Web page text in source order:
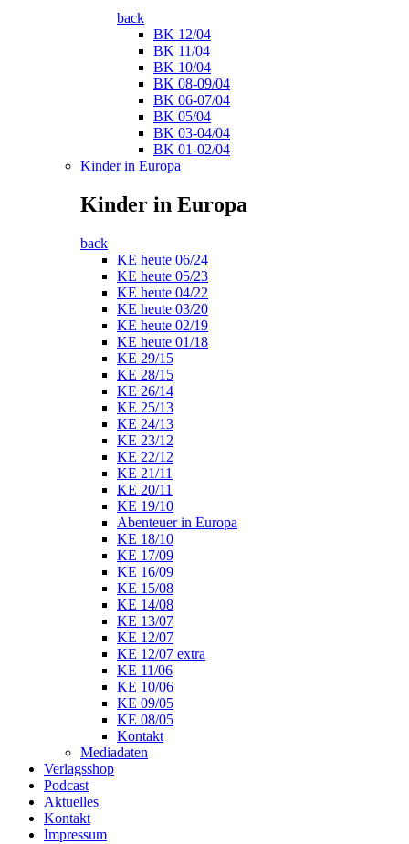
back
BK 12/04
BK 11/04
BK 10/04
BK 08-09/04
BK 06-07/04
BK 05/04
BK 03-04/04
BK 01-02/04
Kinder in Europa
Kinder in Europa
back
KE heute 06/24
KE heute 05/23
KE heute 04/22
KE heute 03/20
KE heute 02/19
KE heute 01/18
KE 29/15
KE 28/15
KE 26/14
KE 25/13
KE 24/13
KE 23/12
KE 22/12
KE 21/11
KE 20/11
KE 19/10
Abenteuer in Europa
KE 18/10
KE 17/09
KE 16/09
KE 15/08
KE 14/08
KE 13/07
KE 12/07
KE 12/07 extra
KE 11/06
KE 10/06
KE 09/05
KE 08/05
Kontakt
Mediadaten
Verlagsshop
Podcast
Aktuelles
Kontakt
Impressum